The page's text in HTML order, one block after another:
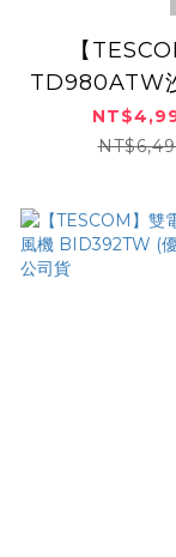
【
TD980ATW
乾修護離子